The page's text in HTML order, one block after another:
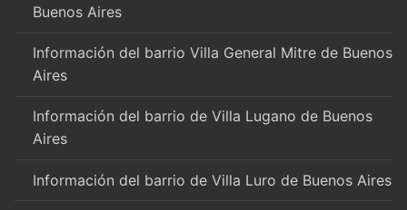
Buenos Aires
Información del barrio Villa General Mitre de Buenos
Aires
Información del barrio de Villa Lugano de Buenos
Aires
Información del barrio de Villa Luro de Buenos Aires